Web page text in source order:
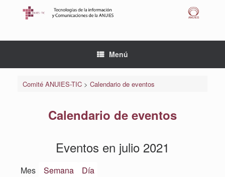
Menú
Comité ANUIES-TIC> Calendario de eventos
Calendario de eventos
Eventos en julio 2021
Mes Semana Día